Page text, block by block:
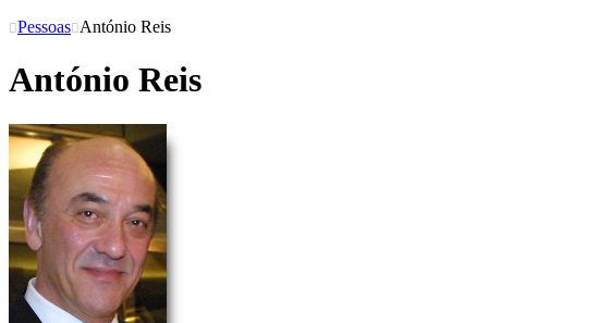
Pessoas António Reis
António Reis